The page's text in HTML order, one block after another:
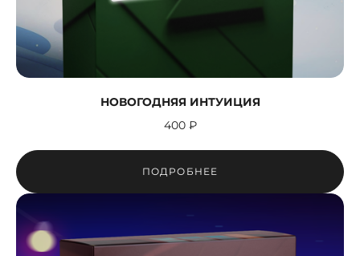
НОВОГОДНЯЯ ИНТУИЦИЯ
400 ₽
ПОДРОБНЕЕ